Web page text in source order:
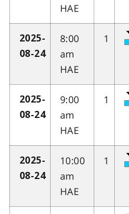
HAE
2025-
08-24
8:00
am
HAE
1
2025-
08-24
9:00
am
HAE
1
2025-
08-24
10:00
am
HAE
1